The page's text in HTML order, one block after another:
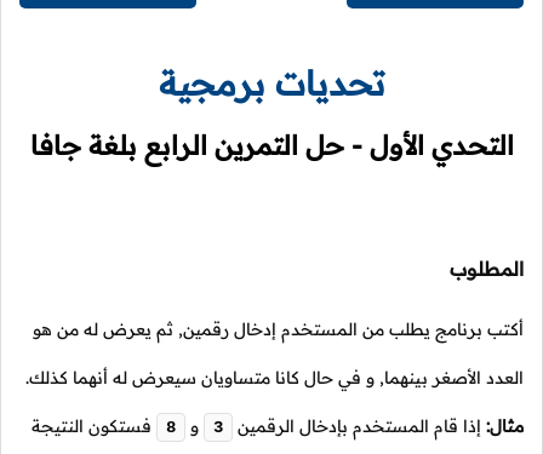
تحديات برمجية
التحدي الأول - حل التمرين الرابع بلغة جافا
المطلوب
أكتب برنامج يطلب من المستخدم إدخال رقمين, ثم يعرض له من هو
العدد الأصغر بينهما, و في حال كانا متساويان سيعرض له أنهما كذلك.
مثال: إذا قام المستخدم بإدخال الرقمين 3 و 8 فستكون النتيجة